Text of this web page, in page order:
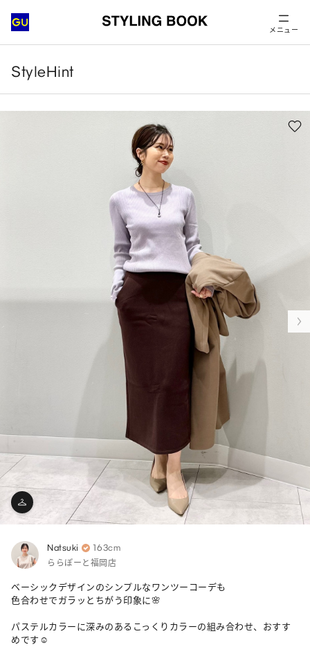
メニュー
StyleHint
Natsuki 163cm
ららぽーと福岡店
ベーシックデザインのシンプルなワンツーコーデも
色合わせでガラッとちがう印象に🌸
パステルカラーに深みのあるこっくりカラーの組み合わせ、おすす
めです☺️